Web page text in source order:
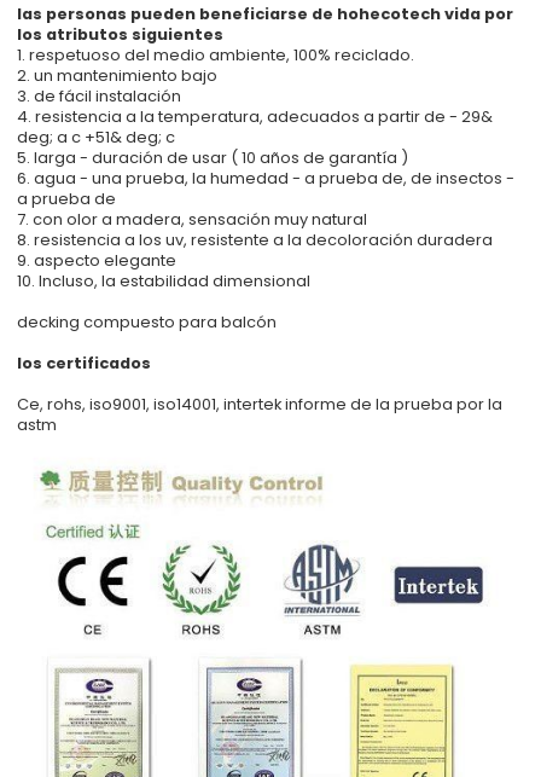
las personas pueden beneficiarse de hohecotech vida por
los atributos siguientes
1. respetuoso del medio ambiente, 100% reciclado.
2. un mantenimiento bajo
3. de fácil instalación
4. resistencia a la temperatura, adecuados a partir de - 29&
deg; a c +51& deg; c
5. larga - duración de usar ( 10 años de garantía )
6. agua - una prueba, la humedad - a prueba de, de insectos -
a prueba de
7. con olor a madera, sensación muy natural
8. resistencia a los uv, resistente a la decoloración duradera
9. aspecto elegante
10. Incluso, la estabilidad dimensional
decking compuesto para balcón
los certificados
Ce, rohs, iso9001, iso14001, intertek informe de la prueba por la
astm